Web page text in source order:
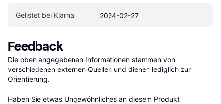
Gelistet bei Klarna 2024-02-27
Feedback
Die oben angegebenen Informationen stammen von
verschiedenen externen Quellen und dienen lediglich zur
Orientierung.
Haben Sie etwas Ungewöhnliches an diesem Produkt